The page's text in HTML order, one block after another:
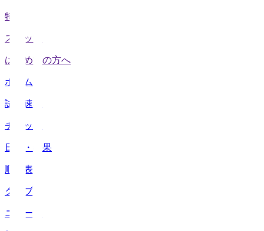
特集
スタッツ
はじめての方へ
ホーム
試合速報
チケット
日程・結果
順位表
クラブ
ニュース